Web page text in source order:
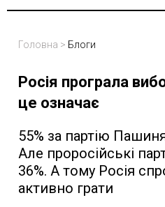
Головна > Блоги
Росія програла
це означає
55% за партію
Але проросійські
36%. А тому Росія
активно грати